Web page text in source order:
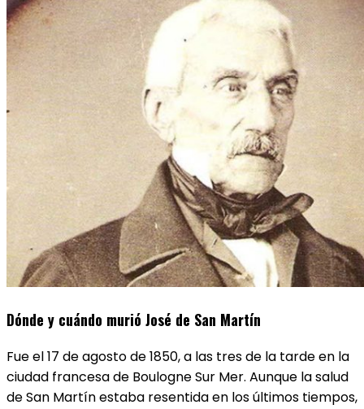
Dónde y cuándo murió José de San Martín
Fue el 17 de agosto de 1850, a las tres de la tarde en la
ciudad francesa de Boulogne Sur Mer. Aunque la salud
de San Martín estaba resentida en los últimos tiempos,